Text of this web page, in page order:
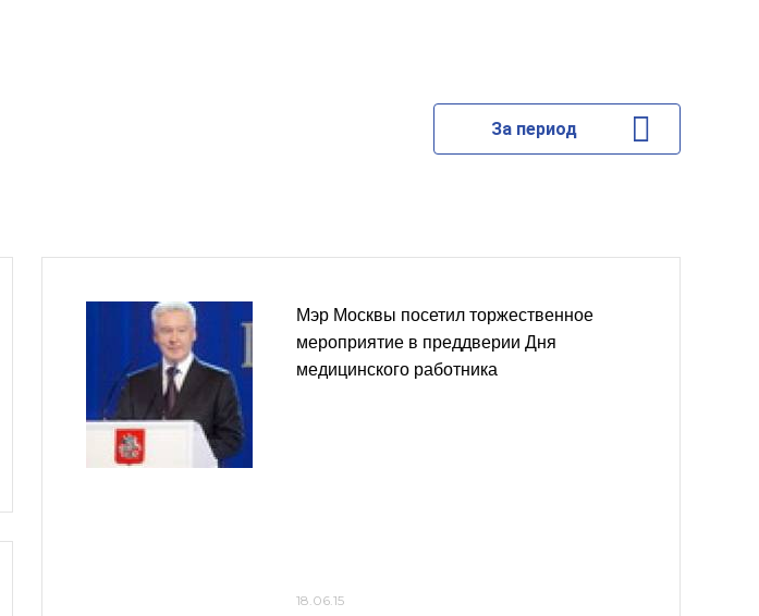
За период
Мэр Москвы посетил торжественное
мероприятие в преддверии Дня
медицинского работника
18.06.15